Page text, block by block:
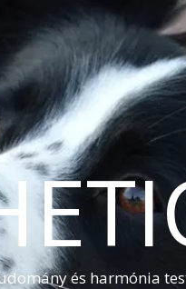
és harmónia